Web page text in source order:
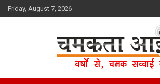
Skip
to
Friday, August 7, 2026